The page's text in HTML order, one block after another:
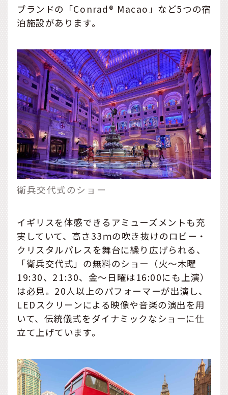
ブランドの「Conrad® Macao」など5つの宿
泊施設があります。
衛兵交代式のショー
イギリスを体感できるアミューズメントも充
実していて、高さ33ｍの吹き抜けのロビー・
クリスタルパレスを舞台に繰り広げられる、
「衛兵交代式」の無料のショー（火～木曜
19:30、21:30、金～日曜は16:00にも上演）
は必見。20人以上のパフォーマーが出演し、
LEDスクリーンによる映像や音楽の演出を用
いて、伝統儀式をダイナミックなショーに仕
立て上げています。